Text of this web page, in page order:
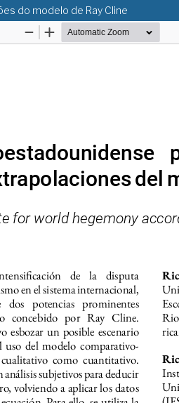
do modelo de Ray Cline